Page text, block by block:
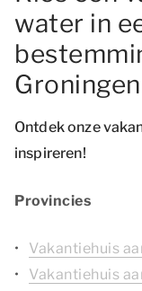
water in
Groningen
Ontdek onze
inspireren!
Provincies
Vakantiehuis
Vakantiehuis